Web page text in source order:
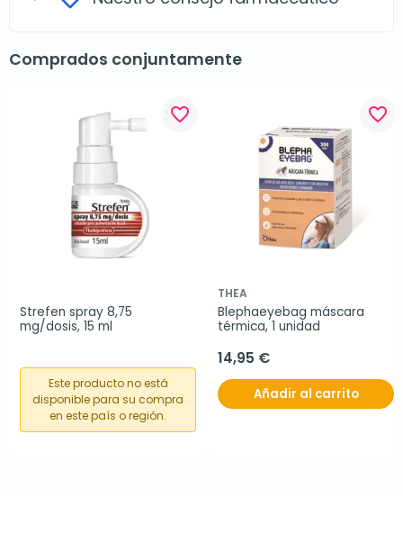
Comprados conjuntamente
favorite_border
Strefen spray 8,75
mg/dosis, 15 ml
Este producto no está
disponible para su compra
en este país o región.
favorite_border
THEA
Blephaeyebag máscara
térmica, 1 unidad
14,95 €
Añadir al carrito